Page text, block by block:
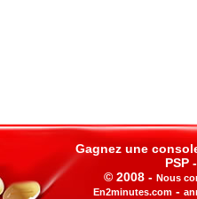
Gagnez une
PSP
© 2008 - Nous
En2minutes.com -